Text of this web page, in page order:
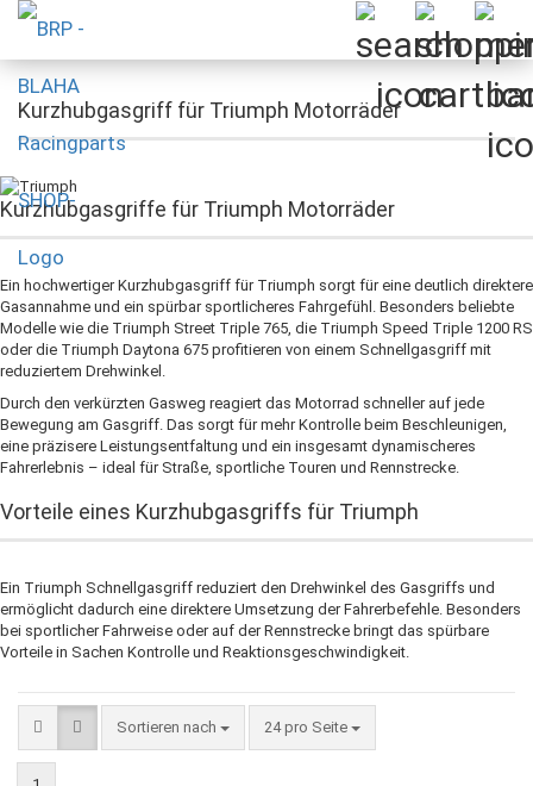
Kurzhubgasgriff für Triumph Motorräder
Kurzhubgasgriffe für Triumph Motorräder
Ein hochwertiger Kurzhubgasgriff für Triumph sorgt für eine deutlich direktere
Gasannahme und ein spürbar sportlicheres Fahrgefühl. Besonders beliebte
Modelle wie die Triumph Street Triple 765, die Triumph Speed Triple 1200 RS
oder die Triumph Daytona 675 profitieren von einem Schnellgasgriff mit
reduziertem Drehwinkel.
Durch den verkürzten Gasweg reagiert das Motorrad schneller auf jede
Bewegung am Gasgriff. Das sorgt für mehr Kontrolle beim Beschleunigen,
eine präzisere Leistungsentfaltung und ein insgesamt dynamischeres
Fahrerlebnis – ideal für Straße, sportliche Touren und Rennstrecke.
Vorteile eines Kurzhubgasgriffs für Triumph
Ein Triumph Schnellgasgriff reduziert den Drehwinkel des Gasgriffs und
ermöglicht dadurch eine direktere Umsetzung der Fahrerbefehle. Besonders
bei sportlicher Fahrweise oder auf der Rennstrecke bringt das spürbare
Vorteile in Sachen Kontrolle und Reaktionsgeschwindigkeit.
Sortieren nach
Sortieren nach 24 pro Seite
pro Seite